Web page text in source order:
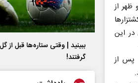
ظهر از
این
پس از
ببینید | وقتی ستاره‌ها قبل
گرفتند!